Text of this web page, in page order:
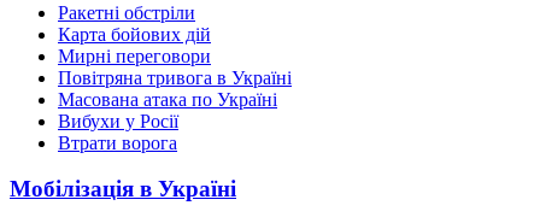
Ракетні обстріли
Карта бойових дій
Мирні переговори
Повітряна тривога в Україні
Масована атака по Україні
Вибухи у Росії
Втрати ворога
Мобілізація в Україні